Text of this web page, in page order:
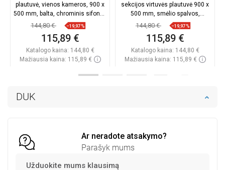
DUK
Ar neradote atsakymo?
Parašyk mums
Užduokite mums klausimą
plautuvė, vienos kameros, 900 x
500 mm, balta, chrominis sifonas
- 6528901005-20
144,80 € −19,97%
115,89 €
Katalogo kaina: 144,80 €
Mažiausia kaina: 115,89 €
sekcijos virtuvės plautuvė 900 x
500 mm, smėlio spalvos,
chromuotas sifonas -
144,80 € −19,97%
115,89 €
Katalogo kaina: 144,80 €
Mažiausia kaina: 115,89 €